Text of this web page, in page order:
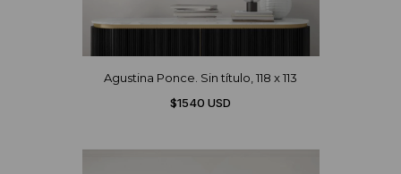
Agustina Ponce. Sin título, 118 x 113
$1540 USD